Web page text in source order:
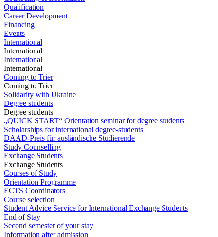
Qualification
Career Development
Financing
Events
International
International
International
International
Coming to Trier
Coming to Trier
Solidarity with Ukraine
Degree students
Degree students
„QUICK START“ Orientation seminar for degree students
Scholarships for international degree-students
DAAD-Preis für ausländische Studierende
Study Counselling
Exchange Students
Exchange Students
Courses of Study
Orientation Programme
ECTS Coordinators
Course selection
Student Advice Service for International Exchange Students
End of Stay
Second semester of your stay
Information after admission